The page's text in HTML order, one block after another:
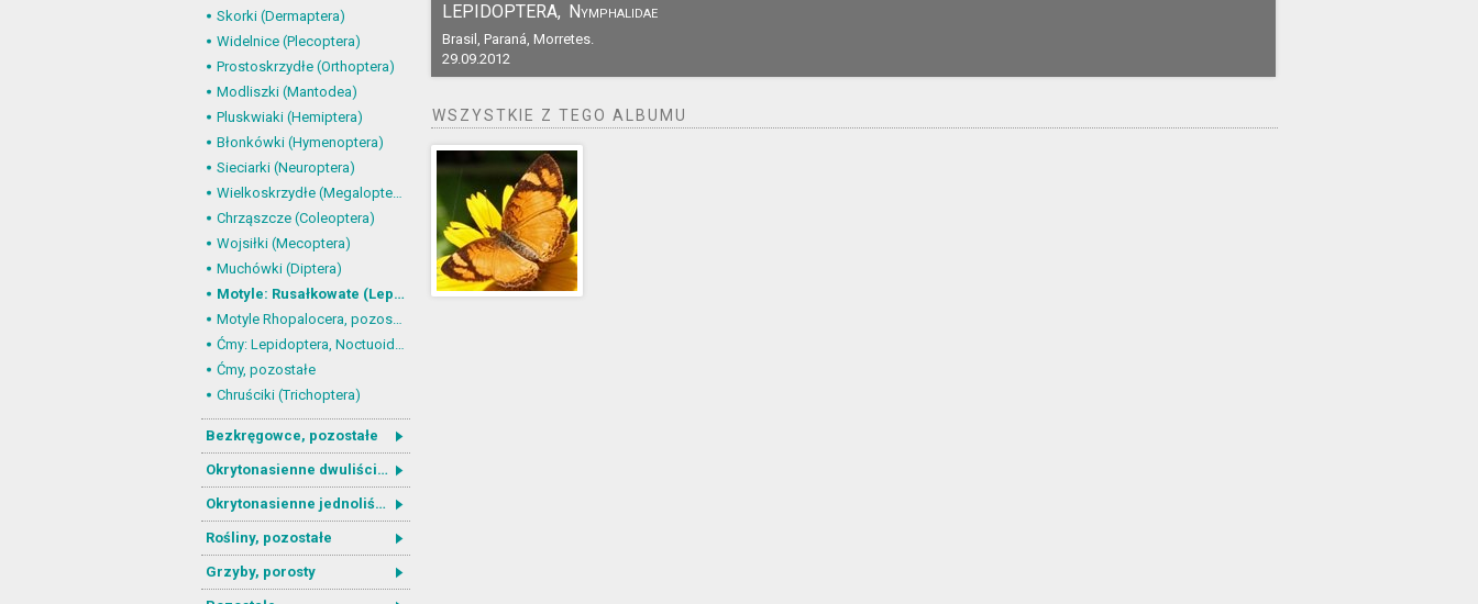
Skorki (Dermaptera)
Widelnice (Plecoptera)
Prostoskrzydłe (Orthoptera)
Modliszki (Mantodea)
Pluskwiaki (Hemiptera)
Błonkówki (Hymenoptera)
Sieciarki (Neuroptera)
Wielkoskrzydłe (Megaloptera)
Chrząszcze (Coleoptera)
Wojsiłki (Mecoptera)
Muchówki (Diptera)
Motyle: Rusałkowate (Lepidoptera, Nymphalidae)
Motyle Rhopalocera, pozostałe
Ćmy: Lepidoptera, Noctuoidea
Ćmy, pozostałe
Chruściki (Trichoptera)
Bezkręgowce, pozostałe
Okrytonasienne dwuliścienne
Okrytonasienne jednoliścienne
Rośliny, pozostałe
Grzyby, porosty
LEPIDOPTERA, Nymphalidae
Brasil, Paraná, Morretes.
29.09.2012
WSZYSTKIE Z TEGO ALBUMU